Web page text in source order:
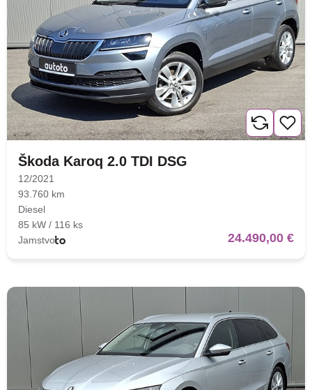
Škoda Karoq 2.0 TDI DSG
12/2021
93.760 km
Diesel
85 kW / 116 ks
Jamstvo
24.490,00 €